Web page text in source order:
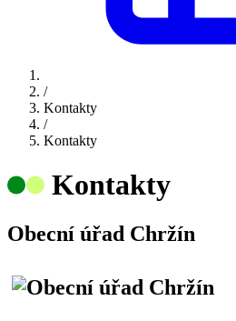
/
Kontakty
/
Kontakty
Kontakty
Obecní úřad Chržín